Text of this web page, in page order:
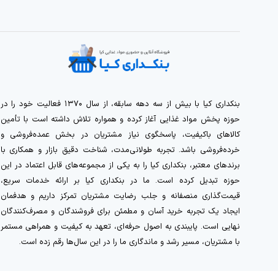
بنکداری کیا با بیش از سه دهه سابقه، از سال ۱۳۷۰ فعالیت خود را در
حوزه پخش مواد غذایی آغاز کرده و همواره تلاش داشته است با تأمین
کالاهای باکیفیت، پاسخگوی نیاز مشتریان در بخش عمده‌فروشی و
خرده‌فروشی باشد. تجربه طولانی‌مدت، شناخت دقیق بازار و همکاری با
برندهای معتبر، بنکداری کیا را به یکی از مجموعه‌های قابل اعتماد در این
حوزه تبدیل کرده است. ما در بنکداری کیا بر ارائه خدمات سریع،
قیمت‌گذاری منصفانه و جلب رضایت مشتریان تمرکز داریم و هدفمان
ایجاد یک تجربه خرید آسان و مطمئن برای فروشندگان و مصرف‌کنندگان
نهایی است. پایبندی به اصول حرفه‌ای، تعهد به کیفیت و همراهی مستمر
با مشتریان، مسیر رشد و ماندگاری ما را در این سال‌ها رقم زده است.